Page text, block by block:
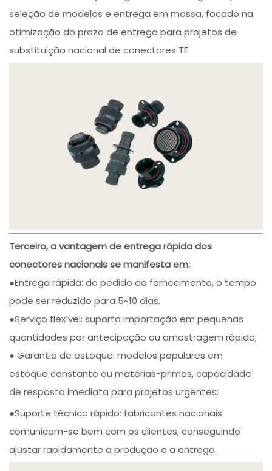
seleção de modelos e entrega em massa, focado na
otimização do prazo de entrega para projetos de
substituição nacional de conectores TE.
Terceiro, a vantagem de entrega rápida dos
conectores nacionais se manifesta em:
●Entrega rápida: do pedido ao fornecimento, o tempo
pode ser reduzido para 5~10 dias.
●Serviço flexível: suporta importação em pequenas
quantidades por antecipação ou amostragem rápida;
● Garantia de estoque: modelos populares em
estoque constante ou matérias-primas, capacidade
de resposta imediata para projetos urgentes;
●Suporte técnico rápido: fabricantes nacionais
comunicam-se bem com os clientes, conseguindo
ajustar rapidamente a produção e a entrega.